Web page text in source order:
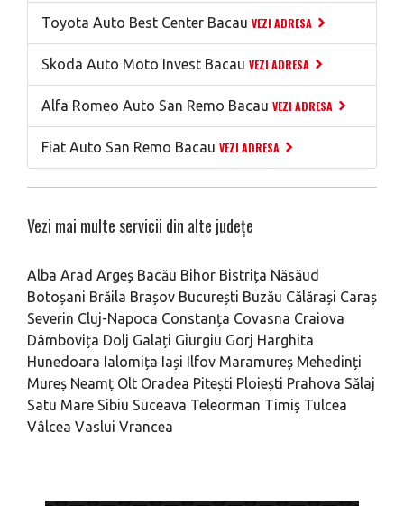
Toyota Auto Best Center Bacau VEZI ADRESA
Skoda Auto Moto Invest Bacau VEZI ADRESA
Alfa Romeo Auto San Remo Bacau VEZI ADRESA
Fiat Auto San Remo Bacau VEZI ADRESA
Vezi mai multe servicii din alte județe
Alba Arad Argeș Bacău Bihor Bistrița Năsăud
Botoșani Brăila Brașov București Buzău Călărași Caraș
Severin Cluj-Napoca Constanța Covasna Craiova
Dâmbovița Dolj Galați Giurgiu Gorj Harghita
Hunedoara Ialomița Iași Ilfov Maramureș Mehedinți
Mureș Neamț Olt Oradea Pitești Ploiești Prahova Sălaj
Satu Mare Sibiu Suceava Teleorman Timiș Tulcea
Vâlcea Vaslui Vrancea